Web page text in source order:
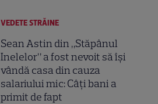
VEDETE STRĂINE
Sean Astin din „Stăpânul
Inelelor” a fost nevoit să își
vândă casa din cauza
salariului mic: Câți bani a
primit de fapt